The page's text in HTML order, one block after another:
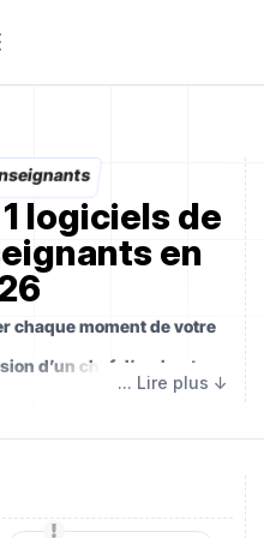
logiciels de
en
chaque moment de votre
d’un chef d’orchestre
constante mutation, les
ce sont les coulisses